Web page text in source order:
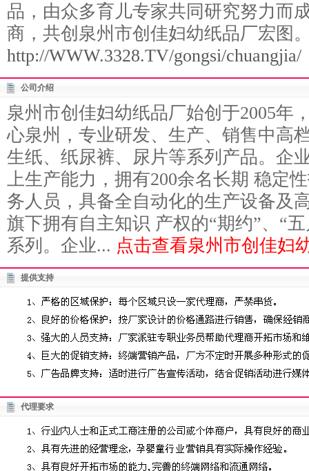
品，由众多育儿专家共同研究努力而
商，共创泉州市创佳妇幼纸品厂宏图
http://WWW.3328.TV/gongsi/chuangjia/
公司介绍
泉州市创佳妇幼纸品厂始创于2005年
心泉州，专业研发、生产、销售中高
生纸、纸尿裤、尿片等系列产品。企
上生产能力，拥有200余名长期 稳定
务人员，具备全自动化的生产设备及
旗下拥有自主知识 产权的“期约”、“
系列。企业... 点击查看泉州市创佳妇
提供支持
代理要求